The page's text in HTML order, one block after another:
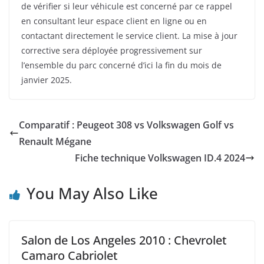
de vérifier si leur véhicule est concerné par ce rappel
en consultant leur espace client en ligne ou en
contactant directement le service client. La mise à jour
corrective sera déployée progressivement sur
l’ensemble du parc concerné d’ici la fin du mois de
janvier 2025.
Comparatif : Peugeot 308 vs Volkswagen Golf vs
Renault Mégane
Fiche technique Volkswagen ID.4 2024
You May Also Like
Salon de Los Angeles 2010 : Chevrolet
Camaro Cabriolet